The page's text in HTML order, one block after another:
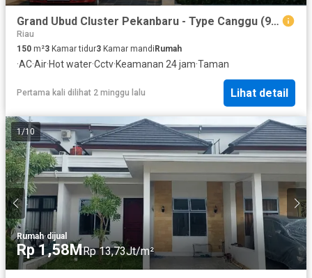
Grand Ubud Cluster Pekanbaru - Type Canggu (9x21) - Rumah Pekanbaru Dijual
Riau
150 m²3 Kamar tidur3 Kamar mandi Rumah
·AC·Air·Hot water·Cctv·Keamanan 24 jam·Taman
Pertama kali dilihat 2 minggu lalu Lihat detail
1/10
Rumah·dijual
Rp 1,58MRp 13,73Jt/m²